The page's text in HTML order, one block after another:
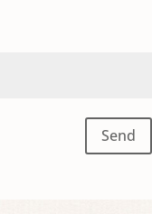
Send